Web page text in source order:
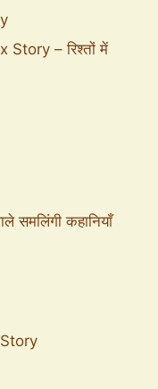
– रिश्तों में
समलिंगी कहानियाँ